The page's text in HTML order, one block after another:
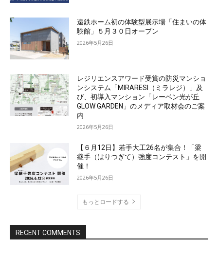
遠鉄ホーム初の体験型展示場「住まいの体
験館」５月３０日オープン
2026年5月26日
レジリエンスアワード受賞の防災マンショ
ンシステム「MIRARESI（ミラレジ）」及
び、初導入マンション「レーベン光が丘
GLOW GARDEN」のメディア取材会のご案
内
2026年5月26日
【６月12日】若手大工26名が集合！「梁
継手（はりつぎて）強度コンテスト」を開
催！
2026年5月26日
もっとロードする
RECENT COMMENTS